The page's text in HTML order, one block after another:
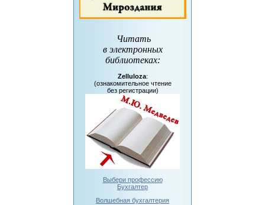
Читать
в электронных
библиотеках:
Zelluloza:
(ознакомительное чтение
без регистрации)
Выбери профессию
Бухгалтер
Волшебная бухгалтерия